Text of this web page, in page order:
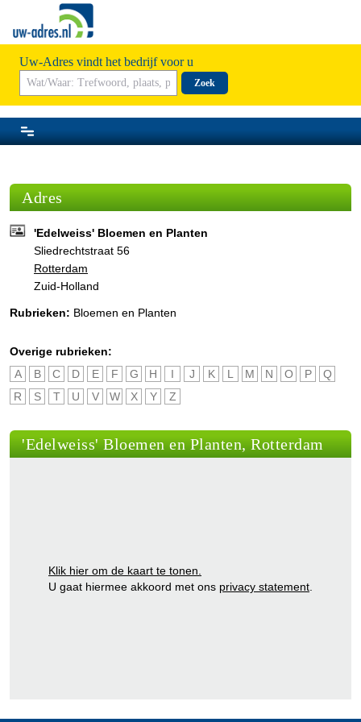
Uw-Adres vindt het bedrijf voor u
Zoek
Adres
'Edelweiss' Bloemen en Planten
Sliedrechtstraat 56
Rotterdam
Zuid-Holland
Rubrieken: Bloemen en Planten
Overige rubrieken:
A
B C D E F G H I J K L M N O P
Q
R
S T U V W X Y Z
'Edelweiss' Bloemen en Planten, Rotterdam
Klik hier om de kaart te tonen.
U gaat hiermee akkoord met ons privacy statement